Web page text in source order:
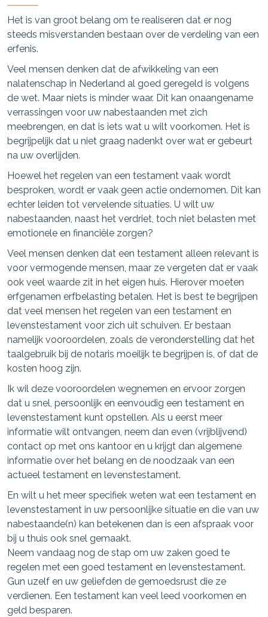
Het is van groot belang om te realiseren dat er nog
steeds misverstanden bestaan over de verdeling van een
erfenis.
Veel mensen denken dat de afwikkeling van een
nalatenschap in Nederland al goed geregeld is volgens
de wet. Maar niets is minder waar. Dit kan onaangename
verrassingen voor uw nabestaanden met zich
meebrengen, en dat is iets wat u wilt voorkomen. Het is
begrijpelijk dat u niet graag nadenkt over wat er gebeurt
na uw overlijden.
Hoewel het regelen van een testament vaak wordt
besproken, wordt er vaak geen actie ondernomen. Dit kan
echter leiden tot vervelende situaties. U wilt uw
nabestaanden, naast het verdriet, toch niet belasten met
emotionele en financiële zorgen?
Veel mensen denken dat een testament alleen relevant is
voor vermogende mensen, maar ze vergeten dat er vaak
ook veel waarde zit in het eigen huis. Hierover moeten
erfgenamen erfbelasting betalen. Het is best te begrijpen
dat veel mensen het regelen van een testament en
levenstestament voor zich uit schuiven. Er bestaan
namelijk vooroordelen, zoals de veronderstelling dat het
taalgebruik bij de notaris moeilijk te begrijpen is, of dat de
kosten hoog zijn.
Ik wil deze vooroordelen wegnemen en ervoor zorgen
dat u snel, persoonlijk en eenvoudig een testament en
levenstestament kunt opstellen. Als u eerst meer
informatie wilt ontvangen, neem dan even (vrijblijvend)
contact op met ons kantoor en u krijgt dan algemene
informatie over het belang en de noodzaak van een
actueel testament en levenstestament.
En wilt u het meer specifiek weten wat een testament en
levenstestament in uw persoonlijke situatie en die van uw
nabestaande(n) kan betekenen dan is een afspraak voor
bij u thuis ook snel gemaakt.
Neem vandaag nog de stap om uw zaken goed te
regelen met een goed testament en levenstestament.
Gun uzelf en uw geliefden de gemoedsrust die ze
verdienen. Een testament kan veel leed voorkomen en
geld besparen.